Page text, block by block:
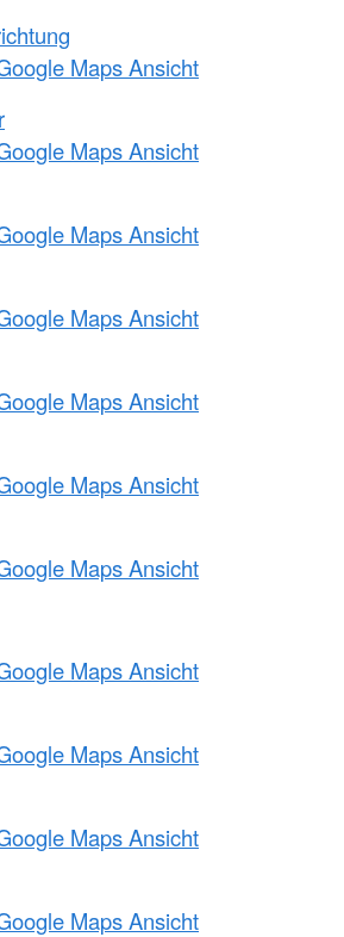
Maps Ansicht
Maps Ansicht
Maps Ansicht
Maps Ansicht
Maps Ansicht
Maps Ansicht
Maps Ansicht
Maps Ansicht
Maps Ansicht
Maps Ansicht
Maps Ansicht